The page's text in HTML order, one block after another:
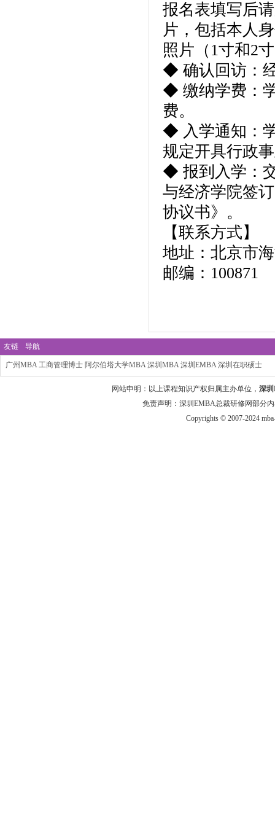
报名表填写后
片，包括本人
照片（1寸和2
◆ 确认回访：
◆ 缴纳学费：
费。
◆ 入学通知：
规定开具行政
◆ 报到入学：
与经济学院签
协议书》。
【联系方式】
地址：北京市
邮编：100871
友链 导航
广州MBA 工商管理博士 阿尔伯塔大学MBA 深圳MBA 深圳EMBA 深圳在职硕士
网站申明：以上课程知识产权归属主办单位， 深
免责声明：深圳EMBA总裁研修网部分
Copyrights © 2007-2024